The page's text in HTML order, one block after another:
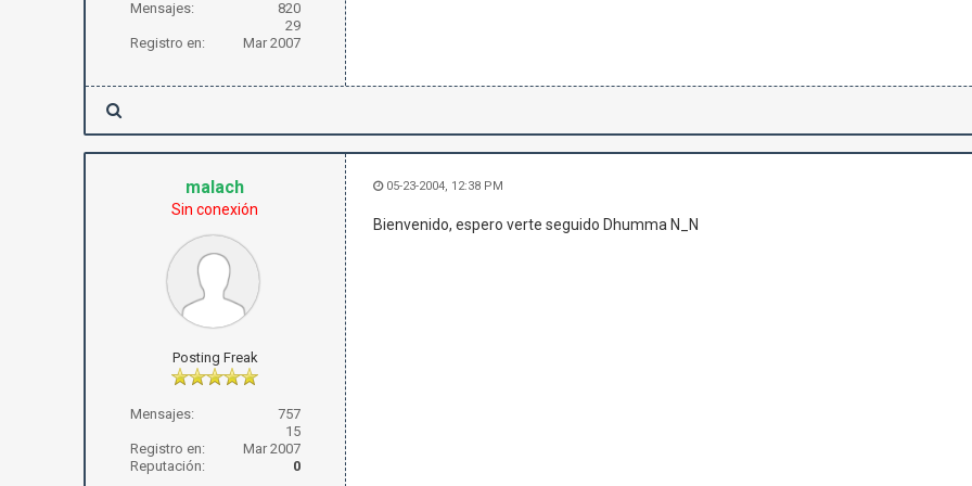
Mensajes:
820
29
Registro en:
Mar 2007
malach
Sin conexión
Posting Freak
Mensajes:
757
15
Registro en:
Mar 2007
Reputación:
0
05-23-2004, 12:38 PM
Bienvenido, espero verte seguido Dhumma N_N